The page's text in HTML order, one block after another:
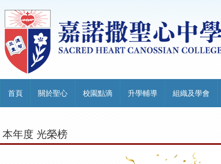
首頁 關於聖心 校園點滴 升學輔導 組織及學會
本年度 光榮榜